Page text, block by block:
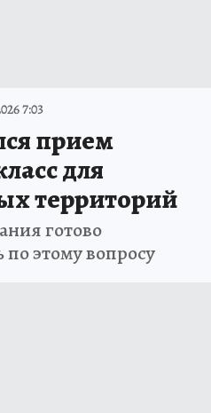
7:03
прием
для
территорий
готово
по этому вопросу